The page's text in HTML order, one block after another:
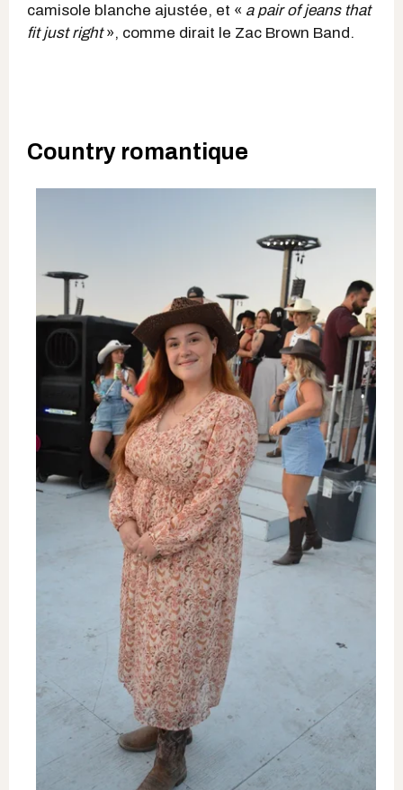
camisole blanche ajustée, et « a pair of jeans that
fit just right», comme dirait le Zac Brown Band.
Country romantique